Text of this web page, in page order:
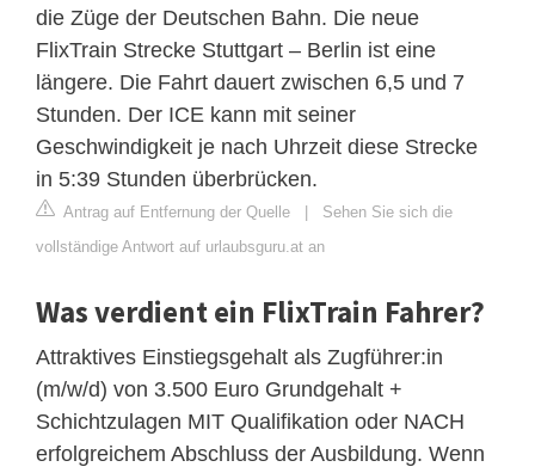
die Züge der Deutschen Bahn. Die neue
FlixTrain Strecke Stuttgart – Berlin ist eine
längere. Die Fahrt dauert zwischen 6,5 und 7
Stunden. Der ICE kann mit seiner
Geschwindigkeit je nach Uhrzeit diese Strecke
in 5:39 Stunden überbrücken.
Antrag auf Entfernung der Quelle
Sehen Sie sich die
vollständige Antwort auf urlaubsguru.at an
Was verdient ein FlixTrain Fahrer?
Attraktives Einstiegsgehalt als Zugführer:in
(m/w/d) von 3.500 Euro Grundgehalt +
Schichtzulagen MIT Qualifikation oder NACH
erfolgreichem Abschluss der Ausbildung. Wenn